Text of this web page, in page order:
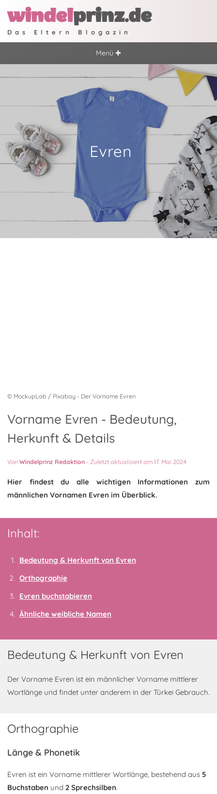
windelprinz.de
Das Eltern Blogazin
Menü ✚
Evren
© MockupLab / Pixabay - Der Vorname Evren
Vorname Evren - Bedeutung,
Herkunft & Details
VonWindelprinz Redaktion - Zuletzt aktualisiert am 17. Mai 2024
Hier findest du alle wichtigen Informationen zum
männlichen Vornamen Evren im Überblick.
Inhalt:
Bedeutung & Herkunft von Evren
Orthographie
Evren buchstabieren
Ähnliche weibliche Namen
Bedeutung & Herkunft von Evren
Der Vorname Evren ist ein männlicher Vorname mittlerer
Wortlänge und findet unter anderem in der Türkei Gebrauch.
Orthographie
Länge & Phonetik
Evren ist ein Vorname mittlerer Wortlänge, bestehend aus 5
Buchstaben und 2 Sprechsilben.